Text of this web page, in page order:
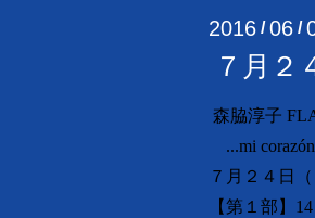
2016 /06 /
７月２
森脇淳子
...mi
７月２４日
【第１部】